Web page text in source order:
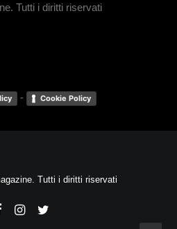
Tutti i diritti riservati
- Cookie Policy
Tutti i diritti riservati